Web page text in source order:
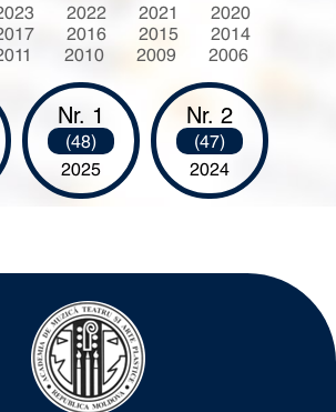
2022 2021
2020
2016 2015
2014
2010 2009 2006
Nr. 1
(48)
2025
Nr. 2
(47)
2024